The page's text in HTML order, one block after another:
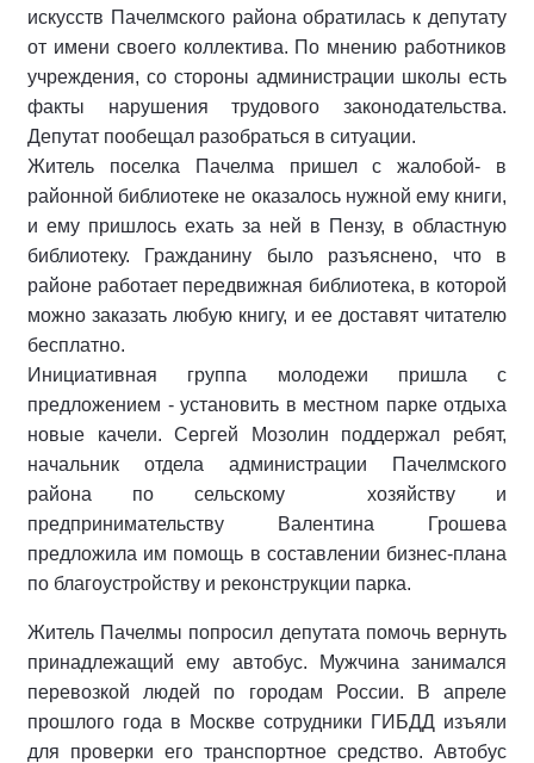
искусств Пачелмского района обратилась к депутату
от имени своего коллектива. По мнению работников
учреждения, со стороны администрации школы есть
факты нарушения трудового законодательства.
Депутат пообещал разобраться в ситуации.
Житель поселка Пачелма пришел с жалобой- в
районной библиотеке не оказалось нужной ему книги,
и ему пришлось ехать за ней в Пензу, в областную
библиотеку. Гражданину было разъяснено, что в
районе работает передвижная библиотека, в которой
можно заказать любую книгу, и ее доставят читателю
бесплатно.
Инициативная группа молодежи пришла с
предложением - установить в местном парке отдыха
новые качели. Сергей Мозолин поддержал ребят,
начальник отдела администрации Пачелмского
района по сельскому хозяйству и
предпринимательству Валентина Грошева
предложила им помощь в составлении бизнес-плана
по благоустройству и реконструкции парка.
Житель Пачелмы попросил депутата помочь вернуть
принадлежащий ему автобус. Мужчина занимался
перевозкой людей по городам России. В апреле
прошлого года в Москве сотрудники ГИБДД изъяли
для проверки его транспортное средство. Автобус